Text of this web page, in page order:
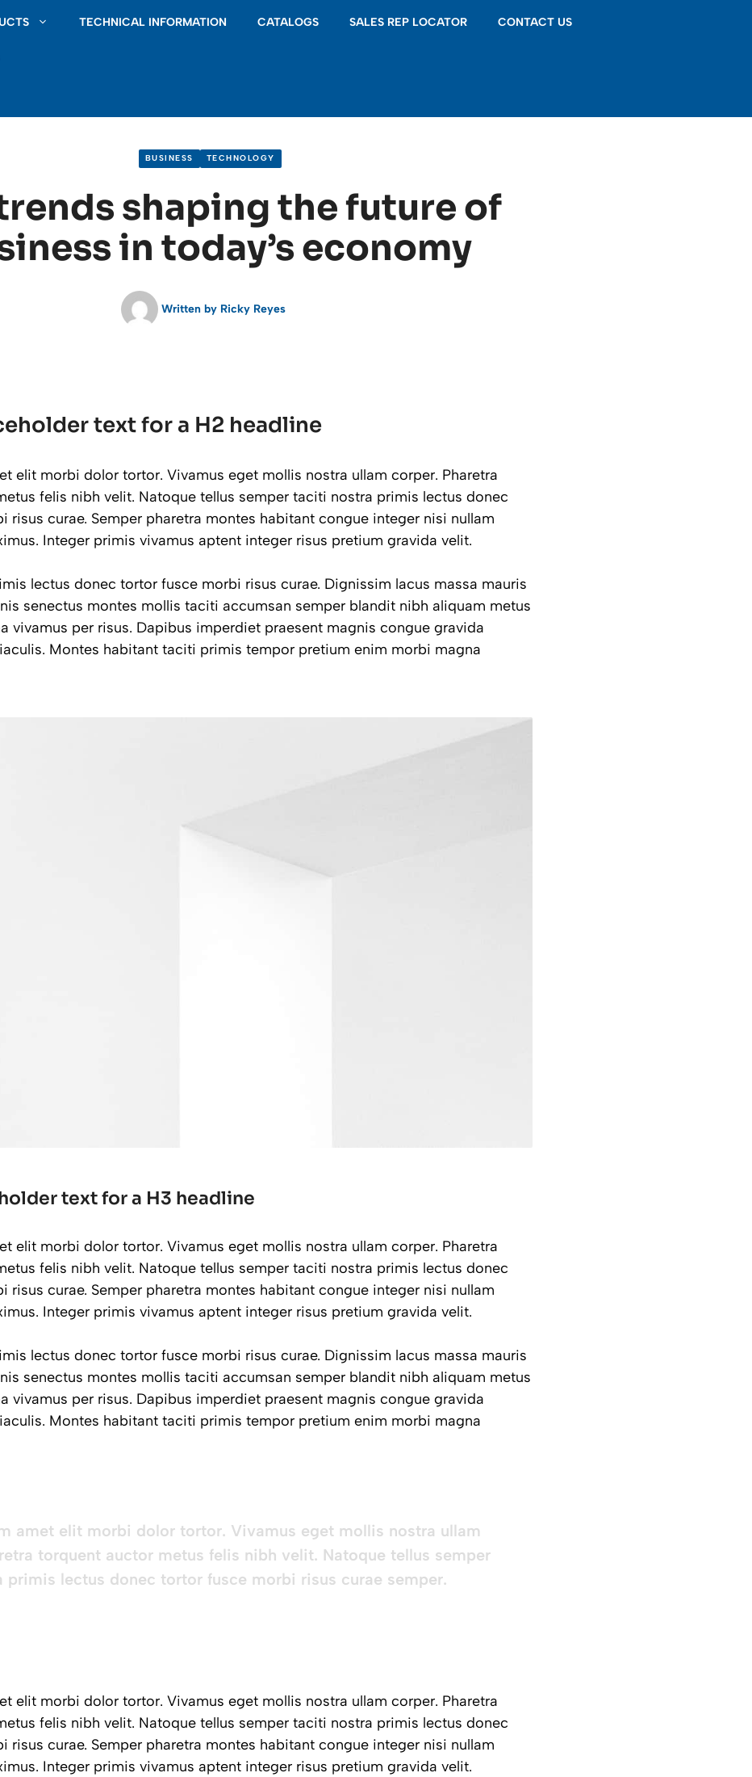
TECHNICAL INFORMATION CATALOGS SALES REP LOCATOR CONTACT US
BUSINESS TECHNOLOGY
shaping the future of
in today’s economy
Written by Ricky Reyes
text for a H2 headline
elit morbi dolor tortor. Vivamus eget mollis nostra ullam corper. Pharetra
felis nibh velit. Natoque tellus semper taciti nostra primis lectus donec
risus curae. Semper pharetra montes habitant congue integer nisi nullam
Integer primis vivamus aptent integer risus pretium gravida velit.
lectus donec tortor fusce morbi risus curae. Dignissim lacus massa mauris
senectus montes mollis taciti accumsan semper blandit nibh aliquam metus
vivamus per risus. Dapibus imperdiet praesent magnis congue gravida
Montes habitant taciti primis tempor pretium enim morbi magna
text for a H3 headline
elit morbi dolor tortor. Vivamus eget mollis nostra ullam corper. Pharetra
felis nibh velit. Natoque tellus semper taciti nostra primis lectus donec
risus curae. Semper pharetra montes habitant congue integer nisi nullam
Integer primis vivamus aptent integer risus pretium gravida velit.
lectus donec tortor fusce morbi risus curae. Dignissim lacus massa mauris
senectus montes mollis taciti accumsan semper blandit nibh aliquam metus
vivamus per risus. Dapibus imperdiet praesent magnis congue gravida
Montes habitant taciti primis tempor pretium enim morbi magna
amet elit morbi dolor tortor. Vivamus eget mollis nostra ullam
torquent auctor metus felis nibh velit. Natoque tellus semper
primis lectus donec tortor fusce morbi risus curae semper.
elit morbi dolor tortor. Vivamus eget mollis nostra ullam corper. Pharetra
felis nibh velit. Natoque tellus semper taciti nostra primis lectus donec
risus curae. Semper pharetra montes habitant congue integer nisi nullam
Integer primis vivamus aptent integer risus pretium gravida velit.